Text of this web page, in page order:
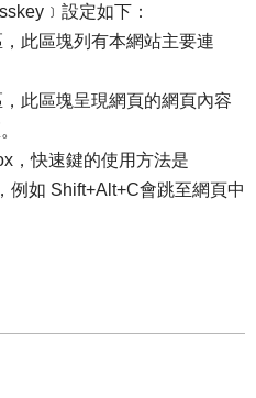
設定如下：
此區塊列有本網站主要連
此區塊呈現網頁的網頁內容
，快速鍵的使用方法是
例如 Shift+Alt+C會跳至網頁中